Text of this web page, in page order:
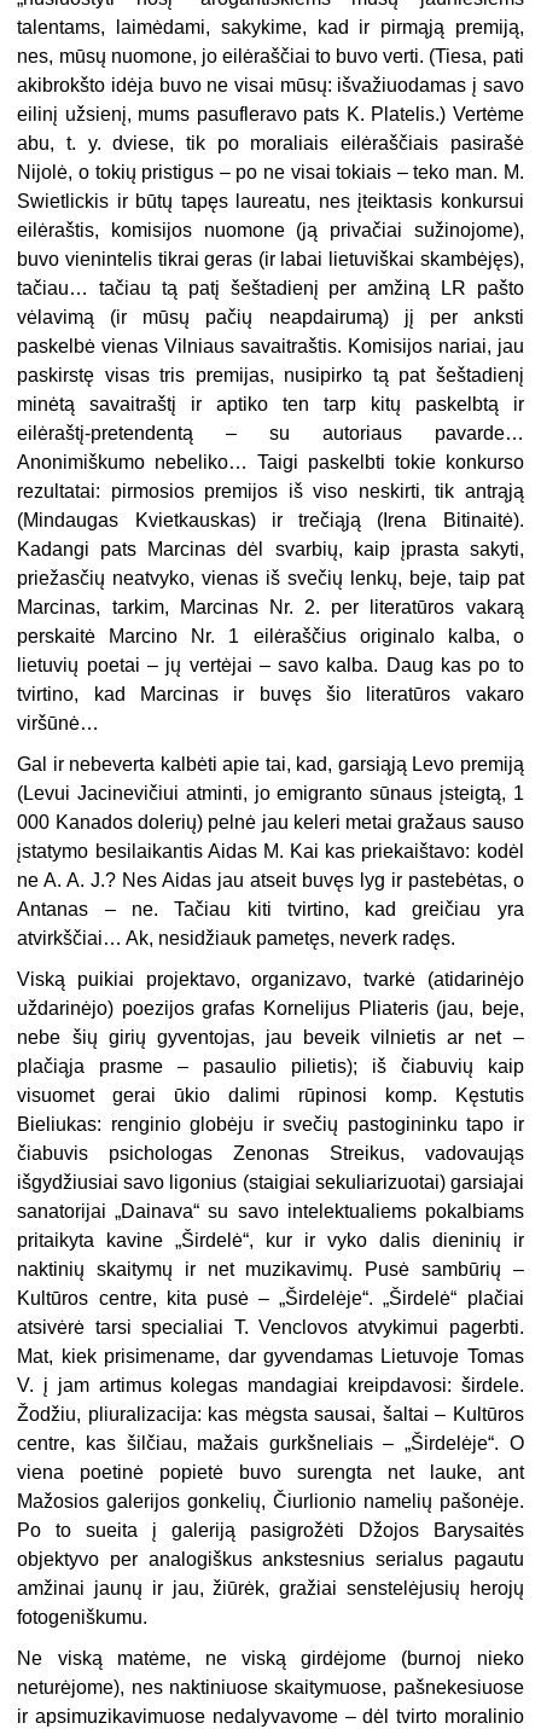
talentams, laimėdami, sakykime, kad ir pirmąją premiją,
nes, mūsų nuomone, jo eilėraščiai to buvo verti. (Tiesa, pati
akibrokšto idėja buvo ne visai mūsų: išvažiuodamas į savo
eilinį užsienį, mums pasufleravo pats K. Platelis.) Vertėme
abu, t. y. dviese, tik po moraliais eilėraščiais pasirašė
Nijolė, o tokių pristigus – po ne visai tokiais – teko man. M.
Swietlickis ir būtų tapęs laureatu, nes įteiktasis konkursui
eilėraštis, komisijos nuomone (ją privačiai sužinojome),
buvo vienintelis tikrai geras (ir labai lietuviškai skambėjęs),
tačiau… tačiau tą patį šeštadienį per amžiną LR pašto
vėlavimą (ir mūsų pačių neapdairumą) jį per anksti
paskelbė vienas Vilniaus savaitraštis. Komisijos nariai, jau
paskirstę visas tris premijas, nusipirko tą pat šeštadienį
minėtą savaitraštį ir aptiko ten tarp kitų paskelbtą ir
eilėraštį-pretendentą – su autoriaus pavarde…
Anonimiškumo nebeliko… Taigi paskelbti tokie konkurso
rezultatai: pirmosios premijos iš viso neskirti, tik antrąją
(Mindaugas Kvietkauskas) ir trečiąją (Irena Bitinaitė).
Kadangi pats Marcinas dėl svarbių, kaip įprasta sakyti,
priežasčių neatvyko, vienas iš svečių lenkų, beje, taip pat
Marcinas, tarkim, Marcinas Nr. 2. per literatūros vakarą
perskaitė Marcino Nr. 1 eilėraščius originalo kalba, o
lietuvių poetai – jų vertėjai – savo kalba. Daug kas po to
tvirtino, kad Marcinas ir buvęs šio literatūros vakaro
viršūnė…
Gal ir nebeverta kalbėti apie tai, kad, garsiąją Levo premiją
(Levui Jacinevičiui atminti, jo emigranto sūnaus įsteigtą, 1
000 Kanados dolerių) pelnė jau keleri metai gražaus sauso
įstatymo besilaikantis Aidas M. Kai kas priekaištavo: kodėl
ne A. A. J.? Nes Aidas jau atseit buvęs lyg ir pastebėtas, o
Antanas – ne. Tačiau kiti tvirtino, kad greičiau yra
atvirkščiai… Ak, nesidžiauk pametęs, neverk radęs.
Viską puikiai projektavo, organizavo, tvarkė (atidarinėjo
uždarinėjo) poezijos grafas Kornelijus Pliateris (jau, beje,
nebe šių girių gyventojas, jau beveik vilnietis ar net –
plačiąja prasme – pasaulio pilietis); iš čiabuvių kaip
visuomet gerai ūkio dalimi rūpinosi komp. Kęstutis
Bieliukas: renginio globėju ir svečių pastogininku tapo ir
čiabuvis psichologas Zenonas Streikus, vadovaująs
išgydžiusiai savo ligonius (staigiai sekuliarizuotai) garsiajai
sanatorijai „Dainava“ su savo intelektualiems pokalbiams
pritaikyta kavine „Širdelė“, kur ir vyko dalis dieninių ir
naktinių skaitymų ir net muzikavimų. Pusė sambūrių –
Kultūros centre, kita pusė – „Širdelėje“. „Širdelė“ plačiai
atsivėrė tarsi specialiai T. Venclovos atvykimui pagerbti.
Mat, kiek prisimename, dar gyvendamas Lietuvoje Tomas
V. į jam artimus kolegas mandagiai kreipdavosi: širdele.
Žodžiu, pliuralizacija: kas mėgsta sausai, šaltai – Kultūros
centre, kas šilčiau, mažais gurkšneliais – „Širdelėje“. O
viena poetinė popietė buvo surengta net lauke, ant
Mažosios galerijos gonkelių, Čiurlionio namelių pašonėje.
Po to sueita į galeriją pasigrožėti Džojos Barysaitės
objektyvo per analogiškus ankstesnius serialus pagautu
amžinai jaunų ir jau, žiūrėk, gražiai senstelėjusių herojų
fotogeniškumu.
Ne viską matėme, ne viską girdėjome (burnoj nieko
neturėjome), nes naktiniuose skaitymuose, pašnekesiuose
ir apsimuzikavimuose nedalyvavome – dėl tvirto moralinio